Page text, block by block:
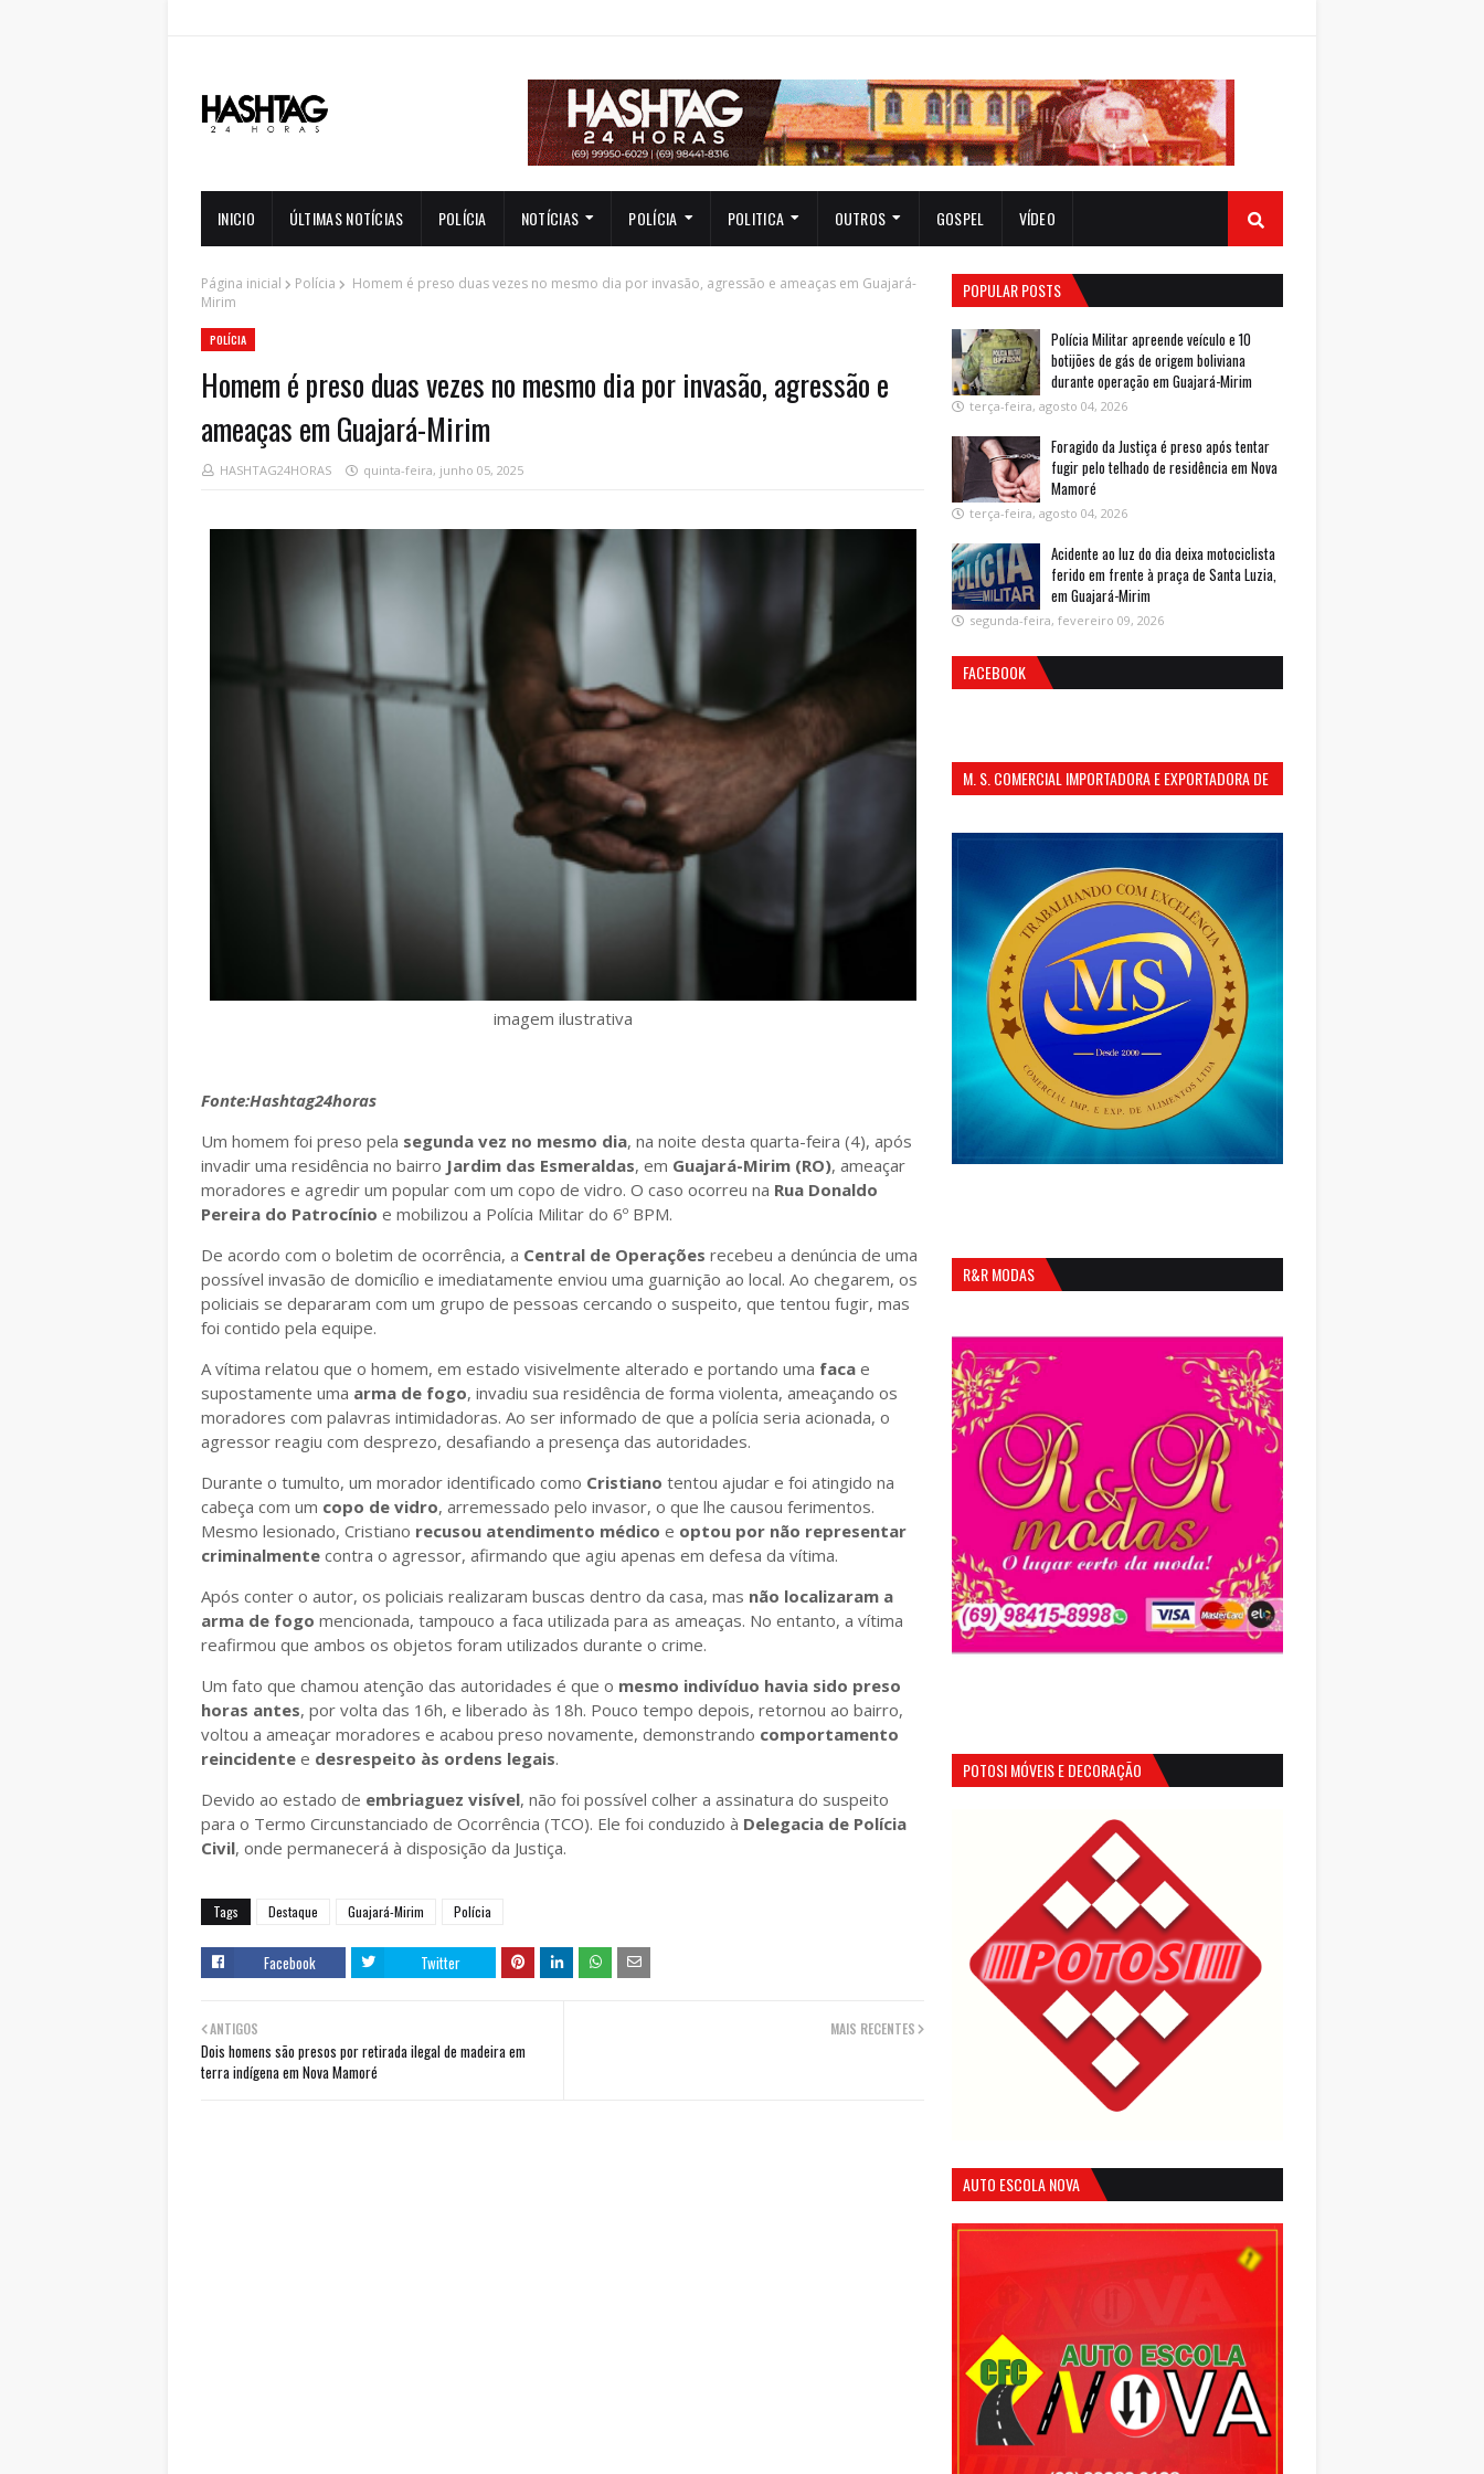
INICIO ÚLTIMAS NOTÍCIAS POLÍCIA NOTÍCIAS POLÍCIA POLITICA OUTROS GOSPEL VÍDEO
Página inicial Polícia
Homem é preso duas vezes no mesmo dia por invasão, agressão e ameaças em Guajará-
Mirim
POLÍCIA
Homem é preso duas vezes no mesmo dia por invasão, agressão e
ameaças em Guajará-Mirim
HASHTAG24HORAS quinta-feira, junho 05, 2025
imagem ilustrativa
Fonte:Hashtag24horas
Um homem foi preso pela segunda vez no mesmo dia, na noite desta quarta-feira (4), após
invadir uma residência no bairro Jardim das Esmeraldas, em Guajará-Mirim (RO), ameaçar
moradores e agredir um popular com um copo de vidro. O caso ocorreu na Rua Donaldo
Pereira do Patrocínio e mobilizou a Polícia Militar do 6º BPM.
De acordo com o boletim de ocorrência, a Central de Operações recebeu a denúncia de uma
possível invasão de domicílio e imediatamente enviou uma guarnição ao local. Ao chegarem, os
policiais se depararam com um grupo de pessoas cercando o suspeito, que tentou fugir, mas
foi contido pela equipe.
A vítima relatou que o homem, em estado visivelmente alterado e portando uma faca e
supostamente uma arma de fogo, invadiu sua residência de forma violenta, ameaçando os
moradores com palavras intimidadoras. Ao ser informado de que a polícia seria acionada, o
agressor reagiu com desprezo, desafiando a presença das autoridades.
Durante o tumulto, um morador identificado como Cristiano tentou ajudar e foi atingido na
cabeça com um copo de vidro, arremessado pelo invasor, o que lhe causou ferimentos.
Mesmo lesionado, Cristiano recusou atendimento médico e optou por não representar
criminalmente contra o agressor, afirmando que agiu apenas em defesa da vítima.
Após conter o autor, os policiais realizaram buscas dentro da casa, mas não localizaram a
arma de fogo mencionada, tampouco a faca utilizada para as ameaças. No entanto, a vítima
reafirmou que ambos os objetos foram utilizados durante o crime.
Um fato que chamou atenção das autoridades é que o mesmo indivíduo havia sido preso
horas antes, por volta das 16h, e liberado às 18h. Pouco tempo depois, retornou ao bairro,
voltou a ameaçar moradores e acabou preso novamente, demonstrando comportamento
reincidente e desrespeito às ordens legais.
Devido ao estado de embriaguez visível, não foi possível colher a assinatura do suspeito
para o Termo Circunstanciado de Ocorrência (TCO). Ele foi conduzido à Delegacia de Polícia
Civil, onde permanecerá à disposição da Justiça.
Tags Destaque Guajará-Mirim Polícia
Facebook Twitter
MAIS RECENTES
ANTIGOS
Dois homens são presos por retirada ilegal de madeira em
terra indígena em Nova Mamoré
POPULAR POSTS
Polícia Militar apreende veículo e 10
botijões de gás de origem boliviana
durante operação em Guajará-Mirim
terça-feira, agosto 04, 2026
Foragido da Justiça é preso após tentar
fugir pelo telhado de residência em Nova
Mamoré
terça-feira, agosto 04, 2026
Acidente ao luz do dia deixa motociclista
ferido em frente à praça de Santa Luzia,
em Guajará-Mirim
segunda-feira, fevereiro 09, 2026
FACEBOOK
M. S. COMERCIAL IMPORTADORA E EXPORTADORA DE
R&R MODAS
POTOSI MÓVEIS E DECORAÇÃO
AUTO ESCOLA NOVA